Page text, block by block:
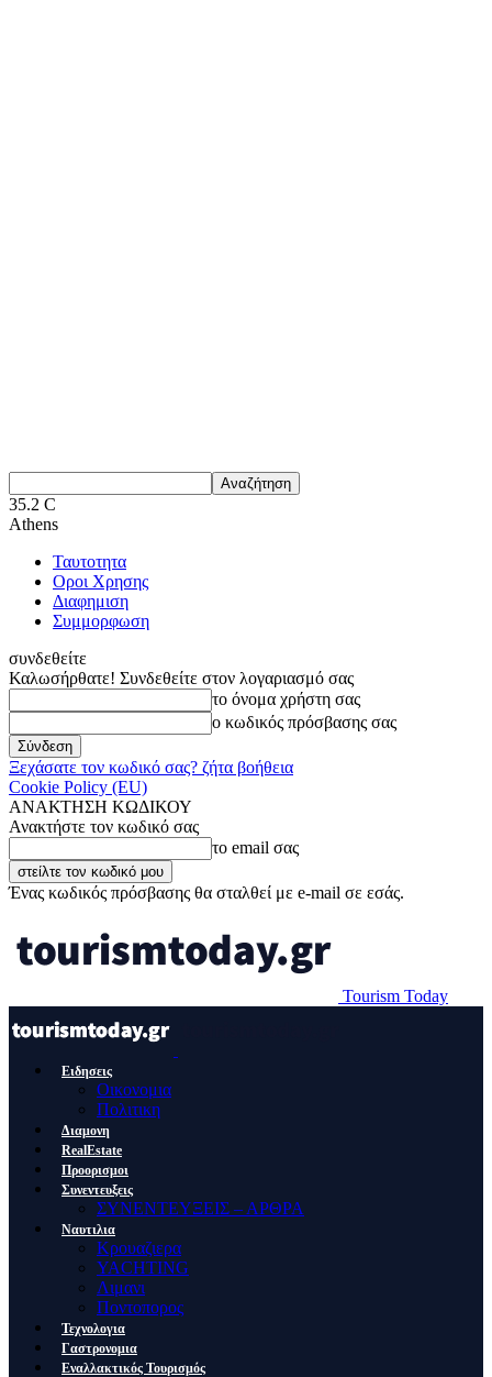
35.2 C
Athens
Ταυτοτητα
Οροι Χρησης
Διαφημιση
Συμμορφωση
συνδεθείτε
Καλωσήρθατε! Συνδεθείτε στον λογαριασμό σας
το όνομα χρήστη σας
ο κωδικός πρόσβασης σας
Ξεχάσατε τον κωδικό σας? ζήτα βοήθεια
Cookie Policy (EU)
ΑΝΑΚΤΗΣΗ ΚΩΔΙΚΟΥ
Ανακτήστε τον κωδικό σας
το email σας
Ένας κωδικός πρόσβασης θα σταλθεί με e-mail σε εσάς.
Tourism Today
Ειδησεις
Οικονομια
Πολιτικη
Διαμονη
RealEstate
Προορισμοι
Συνεντευξεις
ΣΥΝΕΝΤΕΥΞΕΙΣ – ΑΡΘΡΑ
Ναυτιλια
Κρουαζιερα
YACHTING
Λιμανι
Ποντοπορος
Τεχνολογια
Γαστρονομια
Εναλλακτικός Τουρισμός